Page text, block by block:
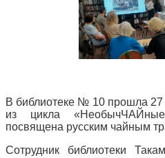
В библиотеке № 10 прошла 27
из цикла
посвящена русским чайным
Сотрудник библиотеки